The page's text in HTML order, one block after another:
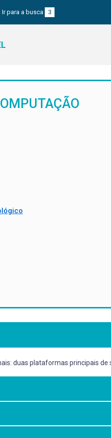
Ir para a busca 3
duas plataformas principais de
aos alunos as diferentes